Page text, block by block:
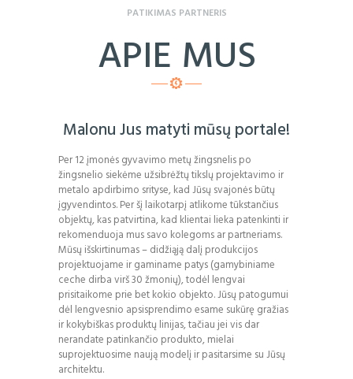
PATIKIMAS PARTNERIS
APIE MUS
Malonu Jus matyti mūsų portale!
Per 12 įmonės gyvavimo metų žingsnelis po
žingsnelio siekėme užsibrėžtų tikslų projektavimo ir
metalo apdirbimo srityse, kad Jūsų svajonės būtų
įgyvendintos. Per šį laikotarpį atlikome tūkstančius
objektų, kas patvirtina, kad klientai lieka patenkinti ir
rekomenduoja mus savo kolegoms ar partneriams.
Mūsų išskirtinumas – didžiąją dalį produkcijos
projektuojame ir gaminame patys (gamybiniame
ceche dirba virš 30 žmonių), todėl lengvai
prisitaikome prie bet kokio objekto. Jūsų patogumui
dėl lengvesnio apsisprendimo esame sukūrę gražias
ir kokybiškas produktų linijas, tačiau jei vis dar
nerandate patinkančio produkto, mielai
suprojektuosime naują modelį ir pasitarsime su Jūsų
architektu.